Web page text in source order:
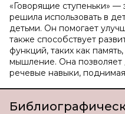
«Говорящие ступеньки» —
решила использовать в
детьми. Он помогает
также способствует
функций, таких как
мышление. Она позволяет
речевые навыки,